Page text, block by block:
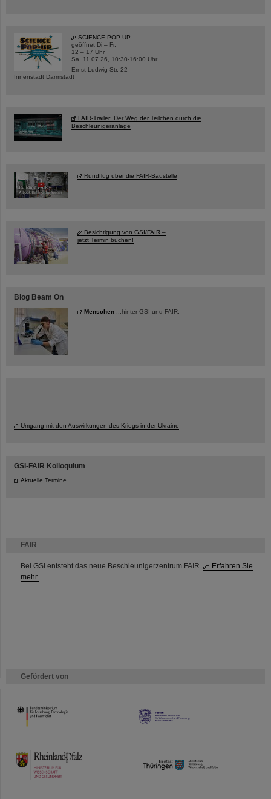
FAIR
Bei GSI entsteht das neue Beschleunigerzentrum FAIR.
Erfahren Sie
mehr.
Gefördert von
HMWK
TMWWDG
SCIENCE POP-UP
geöffnet Di – Fr,
12 – 17 Uhr
Sa, 11.07.26, 10:30-16:00 Uhr
Ernst-Ludwig-Str. 22
Innenstadt Darmstadt
FAIR-Trailer: Der Weg der Teilchen durch die
Beschleunigeranlage
Rundflug über die FAIR-Baustelle
Besichtigung von GSI/FAIR –
jetzt Termin buchen!
Blog Beam On
Menschen ...hinter GSI und FAIR.
Umgang mit den Auswirkungen des Kriegs in der Ukraine
GSI-FAIR Kolloquium
Aktuelle Termine